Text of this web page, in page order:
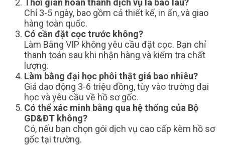
Chỉ 3-5 ngày, bao gồm cả thiết kế, in ấn, và giao
hàng toàn quốc.
Có cần đặt cọc trước không?
Làm Bằng VIP không yêu cầu đặt cọc. Bạn chỉ
thanh toán sau khi nhận hàng và kiểm tra chất
lượng.
Làm bằng đại học phôi thật giá bao nhiêu?
Giá dao động 3-6 triệu đồng, tùy vào trường đại
học và yêu cầu về hồ sơ gốc.
Có thể xác minh bằng qua hệ thống của Bộ
GD&ĐT không?
Có, nếu bạn chọn gói dịch vụ cao cấp kèm hồ sơ
gốc tại trường.